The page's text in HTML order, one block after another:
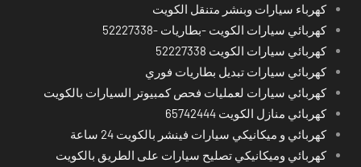
كهرباء سيارات وبنشر متنقل الكويت
كهربائي سيارات الكويت -بطاريات -52227338
كهربائي سيارات الكويت 52227338
كهربائي سيارات تبديل بطاريات فوري
كهربائي سيارات لعمليات فحص كمبيوتر السيارات بالكويت
كهربائي منازل الكويت 65742444
كهربائي و ميكانيكي سيارات فينشر بالكويت 24 ساعة
كهربائي وميكانيكي تصليح سيارات على الطريق بالكويت